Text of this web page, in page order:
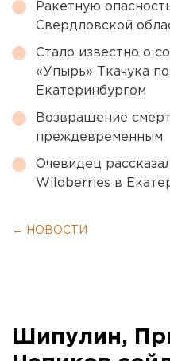
Ракетную
Свердловской
Стало известно о
«Упырь» Ткачука
Екатеринбургом
Возвращение
преждевременным
Очевидец
Wildberries в
← НОВОСТИ
Шипулин,